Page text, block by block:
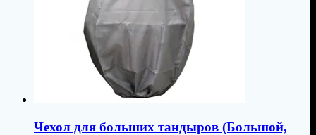
Чехол для больших тандыров (Большой,